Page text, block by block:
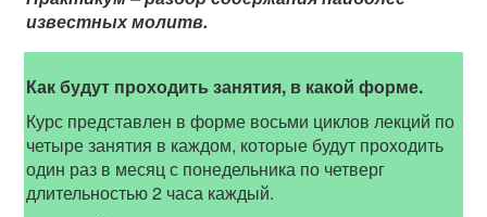
известных молитв.
Как будут проходить занятия, в какой форме.
Курс представлен в форме восьми циклов лекций по
четыре занятия в каждом, которые будут проходить
один раз в месяц с понедельника по четверг
длительностью 2 часа каждый.